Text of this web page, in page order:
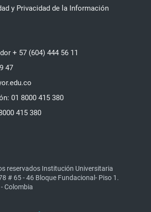
y Privacidad de la Información
+ 57 (604) 444 56 11
47
01 8000 415 380
415 380
reservados Institución Universitaria
# 65 - 46 Bloque Fundacional- Piso 1.
Colombia